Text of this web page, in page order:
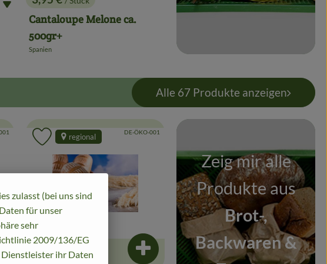
, Preis:
Cantaloupe Melone ca.
500gr+
, Herkunft:
Spanien
Alle 67 Produkte anzeigen
zum Warenkorb hinzufügen Produkt zum Warenkorb hinzufügen
, Kontrollstelle:
DE-ÖKO-001
regional
Produkt zu Favouriten hinzufügen
Zeig mir alle
Produkte aus
Brot-,
Backwaren &
zulasst (bei uns sind
für unser
sehr
2009/136/EG
Dienstleister ihr Daten